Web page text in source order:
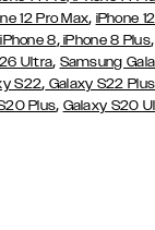
12 Pro Max, iPhone
8,iPhone 8 Plus
Ultra, Samsung
S22, Galaxy S22 Plus
Plus, Galaxy S20